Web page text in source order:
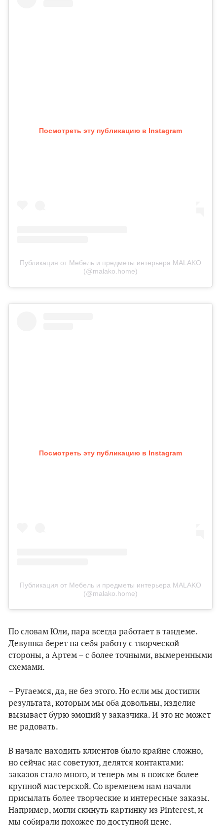
Посмотреть эту публикацию в Instagram
Публикация от Мебель и предметы интерьера MALAKO
(@malako.home)
Посмотреть эту публикацию в Instagram
Публикация от Мебель и предметы интерьера MALAKO
(@malako.home)
По словам Юли, пара всегда работает в тандеме.
Девушка берет на себя работу с творческой
стороны, а Артем – с более точными, вымеренными
схемами.
– Ругаемся, да, не без этого. Но если мы достигли
результата, которым мы оба довольны, изделие
вызывает бурю эмоций у заказчика. И это не может
не радовать.
В начале находить клиентов было крайне сложно,
но сейчас нас советуют, делятся контактами:
заказов стало много, и теперь мы в поиске более
крупной мастерской. Со временем нам начали
присылать более творческие и интересные заказы.
Например, могли скинуть картинку из Pinterest, и
мы собирали похожее по доступной цене.